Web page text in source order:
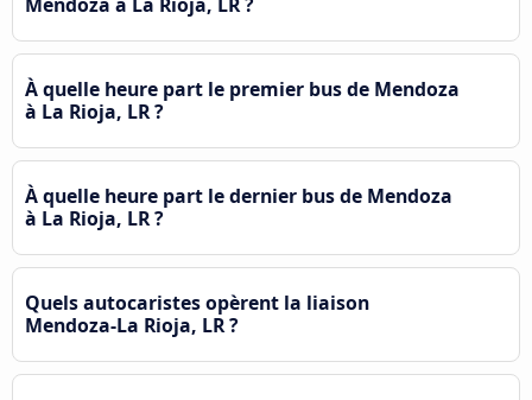
À quelle heure part le premier bus de Mendoza
à La Rioja, LR ?
À quelle heure part le dernier bus de Mendoza
à La Rioja, LR ?
Quels autocaristes opèrent la liaison
Mendoza-La Rioja, LR ?